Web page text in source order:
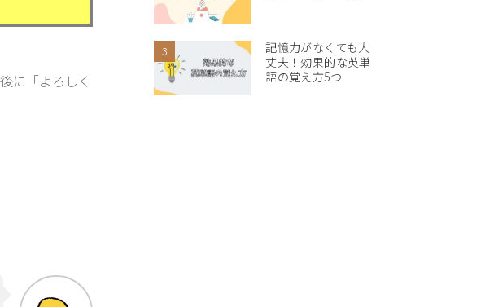
に「よろしく
記憶力がなくても大
丈夫！効果的な英単
語の覚え方5つ